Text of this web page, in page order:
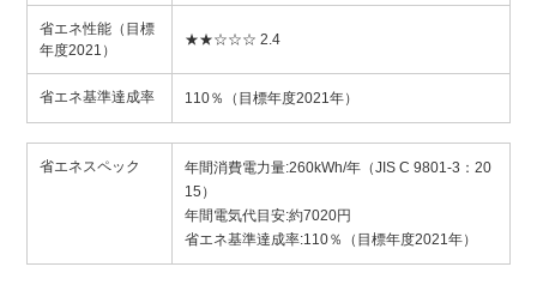
省エネ性能（目標
年度2021）
★★☆☆☆ 2.4
省エネ基準達成率 110％（目標年度2021年）
省エネスペック
年間消費電力量:260kWh/年（JIS C 9801-3：20
15）
年間電気代目安:約7020円
省エネ基準達成率:110％（目標年度2021年）